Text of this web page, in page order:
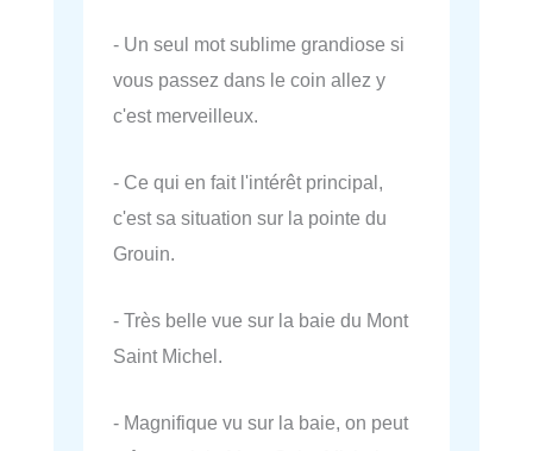
- Un seul mot sublime grandiose si
vous passez dans le coin allez y
c'est merveilleux.
- Ce qui en fait l'intérêt principal,
c'est sa situation sur la pointe du
Grouin.
- Très belle vue sur la baie du Mont
Saint Michel.
- Magnifique vu sur la baie, on peut